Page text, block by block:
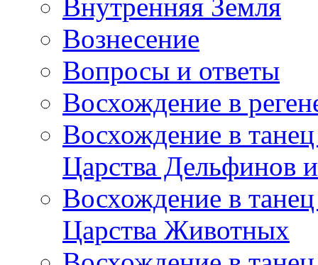
Внутренняя Земля
Вознесение
Вопросы и ответы
Восхождение в
Восхождение в
Царства Дельфинов
Восхождение в
Царства Животных